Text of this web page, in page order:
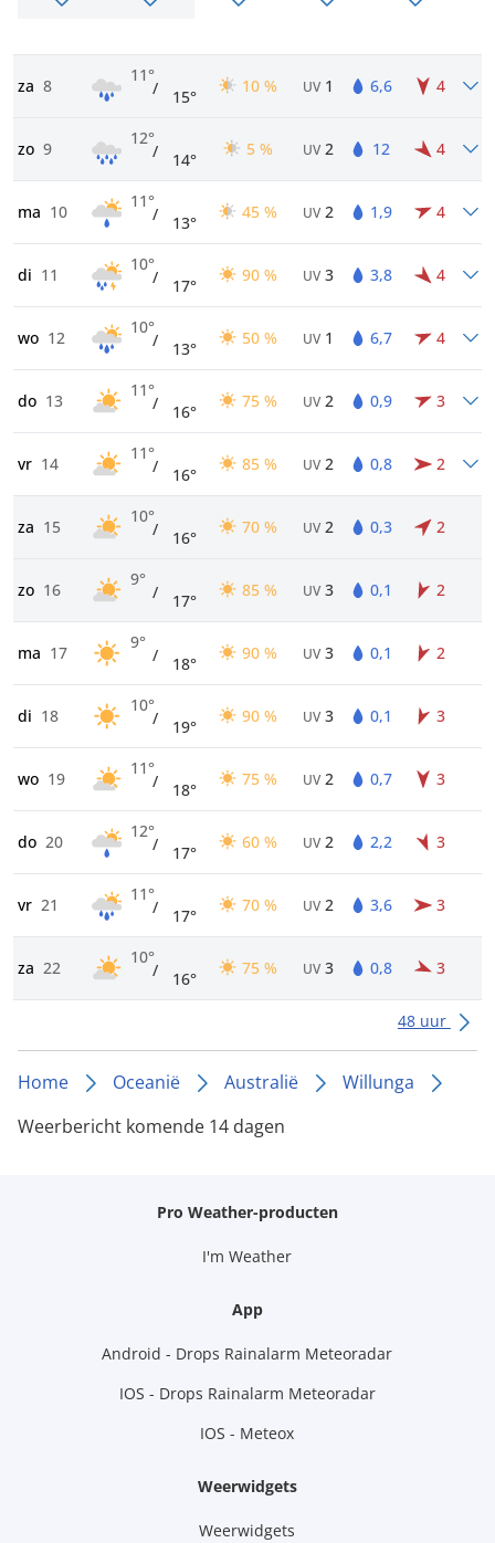
za 8
11°
/ 15°
10 % UV 1 6,6 4
zo 9
12°
/ 14°
5 % UV 2 12 4
ma 10
11°
/ 13°
45 % UV 2 1,9 4
di 11
10°
/ 17°
90 % UV 3 3,8 4
wo 12
10°
/ 13°
50 % UV 1 6,7 4
do 13
11°
/ 16°
75 % UV 2 0,9 3
vr 14
11°
/ 16°
85 % UV 2 0,8 2
za 15
10°
/ 16°
70 % UV 2 0,3 2
zo 16
9°
/ 17°
85 % UV 3 0,1 2
ma 17
9°
/ 18°
90 % UV 3 0,1 2
di 18
10°
/ 19°
90 % UV 3 0,1 3
wo 19
11°
/ 18°
75 % UV 2 0,7 3
do 20
12°
/ 17°
60 % UV 2 2,2 3
vr 21
11°
/ 17°
70 % UV 2 3,6 3
za 22
10°
/ 16°
75 % UV 3 0,8 3
48 uur
Home Oceanië Australië
Willunga
Weerbericht komende 14 dagen
Pro Weather-producten
I'm Weather
App
Android - Drops Rainalarm Meteoradar
IOS - Drops Rainalarm Meteoradar
IOS - Meteox
Weerwidgets
Weerwidgets